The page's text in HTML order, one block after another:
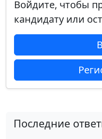
Войдите, чтобы
кандидату или
Последние